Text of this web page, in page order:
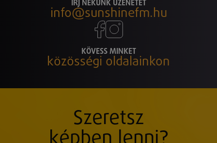
ÍRJ NEKÜNK ÜZENETET
info@sunshinefm.hu
KÖVESS MINKET
közösségi oldalainkon
Szeretsz